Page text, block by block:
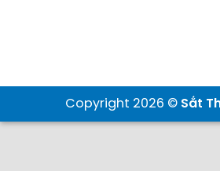
Copyright 2026 © Sắt